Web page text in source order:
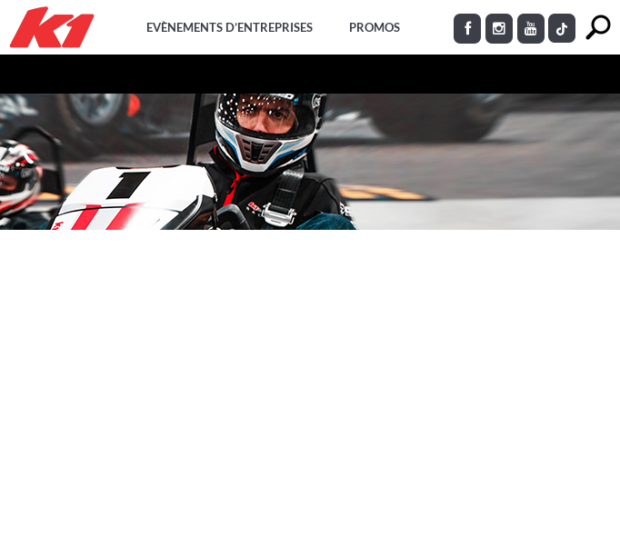
EVÈNEMENTS D’ENTREPRISES PROMOS